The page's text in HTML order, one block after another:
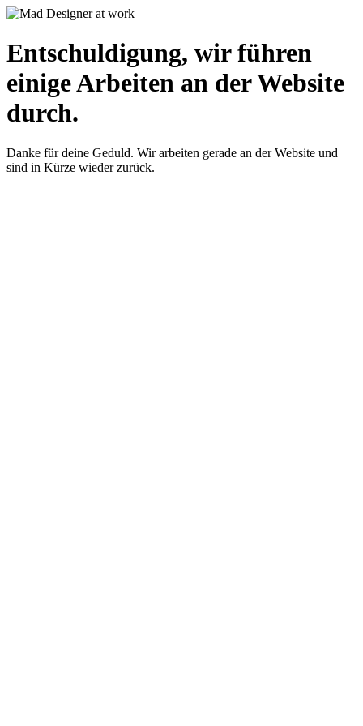
Entschuldigung, wir führen
einige Arbeiten an der Website
durch.
Danke für deine Geduld. Wir arbeiten gerade an der Website und
sind in Kürze wieder zurück.